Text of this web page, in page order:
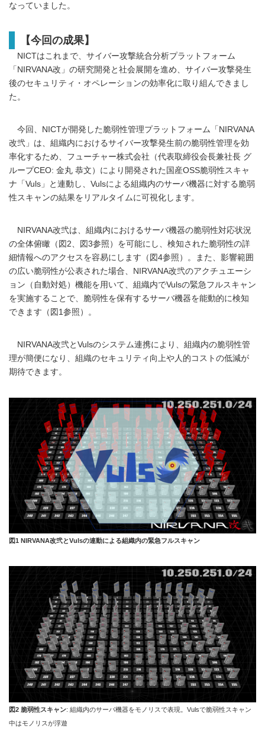
なっていました。
【今回の成果】
NICTはこれまで、サイバー攻撃統合分析プラットフォーム
「NIRVANA改」の研究開発と社会展開を進め、サイバー攻撃発生
後のセキュリティ・オペレーションの効率化に取り組んできまし
た。
今回、NICTが開発した脆弱性管理プラットフォーム「NIRVANA
改弐」は、組織内におけるサイバー攻撃発生前の脆弱性管理を効
率化するため、フューチャー株式会社（代表取締役会長兼社長 グ
ループCEO: 金丸 恭文）により開発された国産OSS脆弱性スキャ
ナ「Vuls」と連動し、Vulsによる組織内のサーバ機器に対する脆弱
性スキャンの結果をリアルタイムに可視化します。
NIRVANA改弐は、組織内におけるサーバ機器の脆弱性対応状況
の全体俯瞰（図2、図3参照）を可能にし、検知された脆弱性の詳
細情報へのアクセスを容易にします（図4参照）。また、影響範囲
の広い脆弱性が公表された場合、NIRVANA改弐のアクチュエーシ
ョン（自動対処）機能を用いて、組織内でVulsの緊急フルスキャン
を実施することで、脆弱性を保有するサーバ機器を能動的に検知
できます（図1参照）。
NIRVANA改弐とVulsのシステム連携により、組織内の脆弱性管
理が簡便になり、組織のセキュリティ向上や人的コストの低減が
期待できます。
図1 NIRVANA改弐とVulsの連動による組織内の緊急フルスキャン
図2 脆弱性スキャン: 組織内のサーバ機器をモノリスで表現。Vulsで脆弱性スキャン
中はモノリスが浮遊